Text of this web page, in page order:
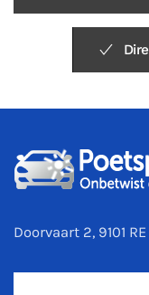
Doorvaart 2, 9101